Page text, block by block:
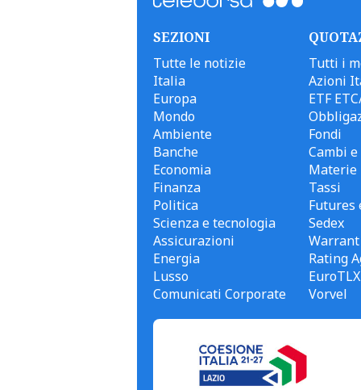
SEZIONI
Tutte le notizie
Italia
Europa
Mondo
Ambiente
Banche
Economia
Finanza
Politica
Scienza e tecnologia
Assicurazioni
Energia
Lusso
Comunicati Corporate
Tutti i
Azioni
ETF
Fondi
Cambi
Materie
Tassi
Futures
Sedex
Warrant
Rating
EuroTLX
Vorvel